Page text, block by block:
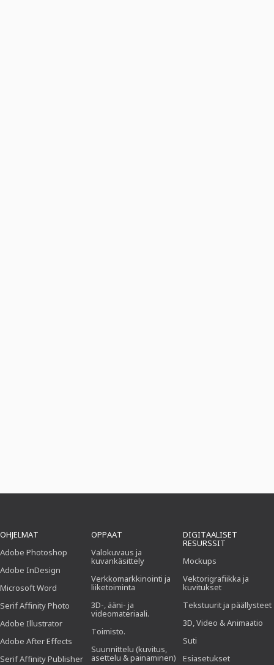
OHJELMAT
Adobe Photoshop
Adobe InDesign
Microsoft Word
Serif Affinity Photo
Adobe Illustrator
Adobe After Effects
Serif Affinity Publisher
OPPAAT
Valokuvaus ja
kuvankäsittely
Verkkomarkkinointi ja
liiketoiminta
3D-, ääni- ja
videomateriaali.
Toimisto.
Suunnittelu (kuvitus,
asettelu & painaminen)
DIGITAALISET
RESURSSIT
Mockups
Vektorigrafiikka ja
kuvitukset
Tekstuurit ja päällysteet
3D, Video & Animaatio
Suti
Esiasetukset